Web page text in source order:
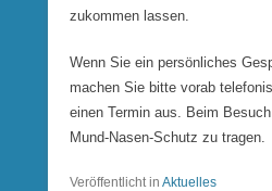
zukommen lassen.
Wenn Sie ein persönliches
machen Sie bitte vorab
einen Termin aus. Beim
Mund-Nasen-Schutz zu tragen.
Veröffentlicht in Aktuelles